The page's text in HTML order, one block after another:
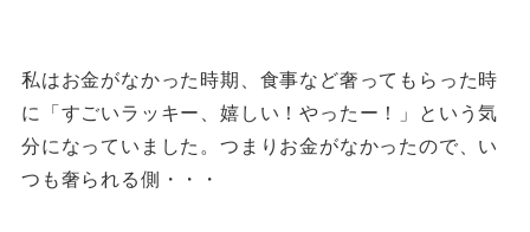
私はお金がなかった時期、食事など奢ってもらった時
に「すごいラッキー、嬉しい！やったー！」という気
分になっていました。つまりお金がなかったので、い
つも奢られる側・・・